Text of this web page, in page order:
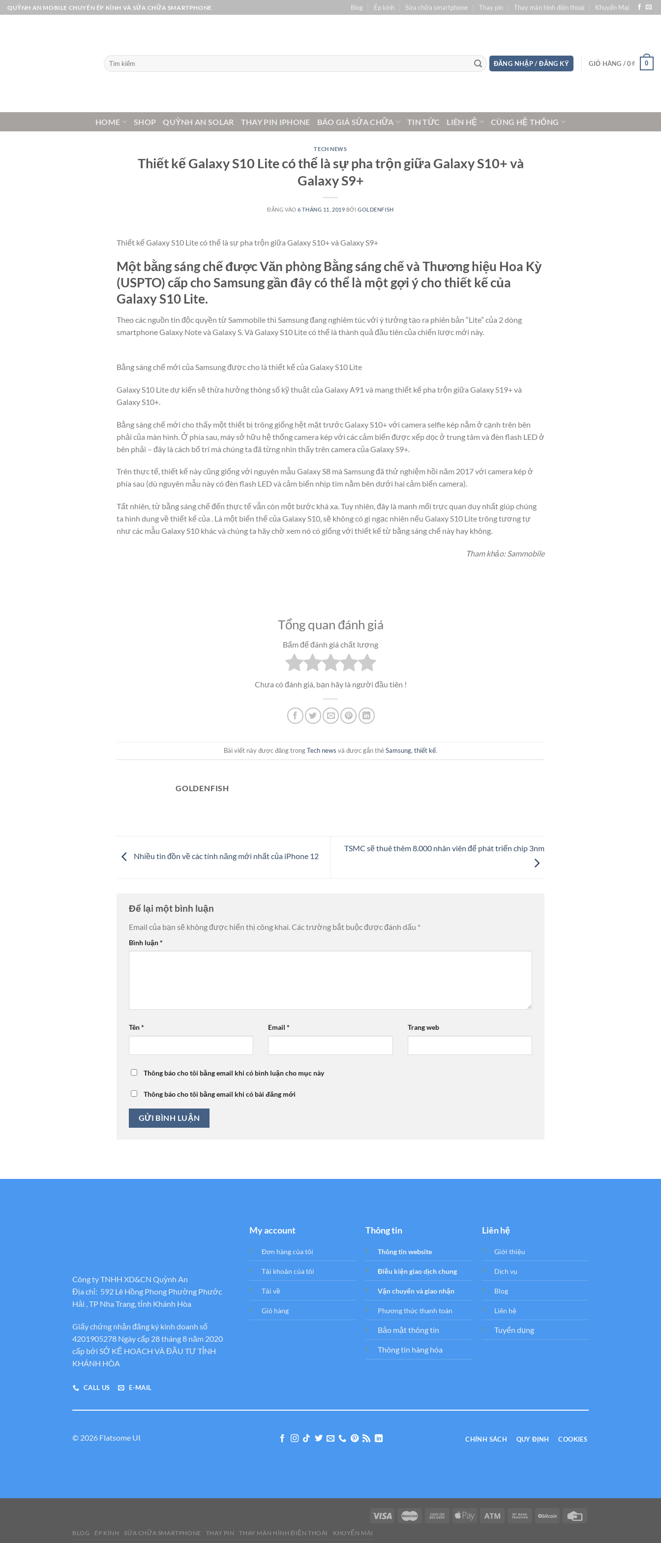
Bỏ
qua
QUỲNH AN MOBILE CHUYÊN ÉP KÍNH VÀ SỬA CHỮA SMARTPHONE Blog Ép kính Sửa chữa smartphone Thay pin Thay màn hình điện thoại Khuyến Mại
Tìm
kiếm:
ĐĂNG NHẬP / ĐĂNG KÝ GIỎ HÀNG /0₫ 0
HOME SHOP QUỲNH AN SOLAR THAY PIN IPHONE BÁO GIÁ SỬA CHỮA TIN TỨC LIÊN HỆ CÙNG HỆ THỐNG
TECH NEWS
Thiết kế Galaxy S10 Lite có thể là sự pha trộn giữa Galaxy S10+ và
Galaxy S9+
ĐĂNG VÀO6 THÁNG 11, 2019 BỞIGOLDENFISH
Thiết kế Galaxy S10 Lite có thể là sự pha trộn giữa Galaxy S10+ và Galaxy S9+
Một bằng sáng chế được Văn phòng Bằng sáng chế và Thương hiệu Hoa Kỳ
(USPTO) cấp cho Samsung gần đây có thể là một gợi ý cho thiết kế của
Galaxy S10 Lite.
Theo các nguồn tin độc quyền từ Sammobile thì Samsung đang nghiêm túc với ý tưởng tạo ra phiên bản “Lite” của 2 dòng
smartphone Galaxy Note và Galaxy S. Và Galaxy S10 Lite có thể là thành quả đầu tiên của chiến lược mới này.
Bằng sáng chế mới của Samsung được cho là thiết kế của Galaxy S10 Lite
Galaxy S10 Lite dự kiến sẽ thừa hưởng thông số kỹ thuật của Galaxy A91 và mang thiết kế pha trộn giữa Galaxy S19+ và
Galaxy S10+.
Bằng sáng chế mới cho thấy một thiết bị trông giống hệt mặt trước Galaxy S10+ với camera selfie kép nằm ở cạnh trên bên
phải của màn hình. Ở phía sau, máy sở hữu hệ thống camera kép với các cảm biến được xếp dọc ở trung tâm và đèn flash LED ở
bên phải – đây là cách bố trí mà chúng ta đã từng nhìn thấy trên camera của Galaxy S9+.
Trên thực tế, thiết kế này cũng giống với nguyên mẫu Galaxy S8 mà Samsung đã thử nghiệm hồi năm 2017 với camera kép ở
phía sau (dù nguyên mẫu này có đèn flash LED và cảm biến nhịp tim nằm bên dưới hai cảm biến camera).
Tất nhiên, từ bằng sáng chế đến thực tế vẫn còn một bước khá xa. Tuy nhiên, đây là manh mối trực quan duy nhất giúp chúng
ta hình dung về thiết kế của . Là một biến thể của Galaxy S10, sẽ không có gì ngạc nhiên nếu Galaxy S10 Lite trông tương tự
như các mẫu Galaxy S10 khác và chúng ta hãy chờ xem nó có giống với thiết kế từ bằng sáng chế này hay không.
Tham khảo: Sammobile
Tổng quan đánh giá
Bấm để đánh giá chất lượng
Chưa có đánh giá, bạn hãy là người đầu tiên !
Bài viết này được đăng trongTech news và được gắn thẻSamsung, thiết kế.
GOLDENFISH
Nhiều tin đồn về các tính năng mới nhất của iPhone 12
TSMC sẽ thuê thêm 8.000 nhân viên để phát triển chip 3nm
Để lại một bình luận
Email của bạn sẽ không được hiển thị công khai. Các trường bắt buộc được đánh dấu *
Bình luận*
Tên* Email* Trang web
Thông báo cho tôi bằng email khi có bình luận cho mục này
Thông báo cho tôi bằng email khi có bài đăng mới
Công ty TNHH XD&CN Quỳnh An
Địa chỉ: 592 Lê Hồng Phong Phường Phước
Hải , TP Nha Trang, tỉnh Khánh Hòa
Giấy chứng nhận đăng ký kinh doanh số
4201905278 Ngày cấp 28 tháng 8 năm 2020
cấp bới SỞ KẾ HOẠCH VÀ ĐẦU TƯ TỈNH
KHÁNH HÒA
CALL US E-MAIL
My account
Đơn hàng của tôi
Tải khoản của tôi
Tải về
Giỏ hàng
Thông tin
Thông tin website
Điều kiện giao dịch chung
Vận chuyển và giao nhận
Phương thức thanh toán
Bảo mật thông tin
Thông tin hàng hóa
Liên hệ
Giới thiệu
Dịch vụ
Blog
Liên hệ
Tuyển dụng
© 2026 Flatsome UI CHÍNH SÁCH QUY ĐỊNH COOKIES
BLOG ÉP KÍNH SỬA CHỮA SMARTPHONE THAY PIN THAY MÀN HÌNH ĐIỆN THOẠI KHUYẾN MẠI